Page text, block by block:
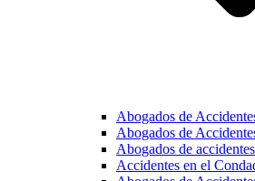
Abogados de
Abogados de
Abogados de
Accidentes en el